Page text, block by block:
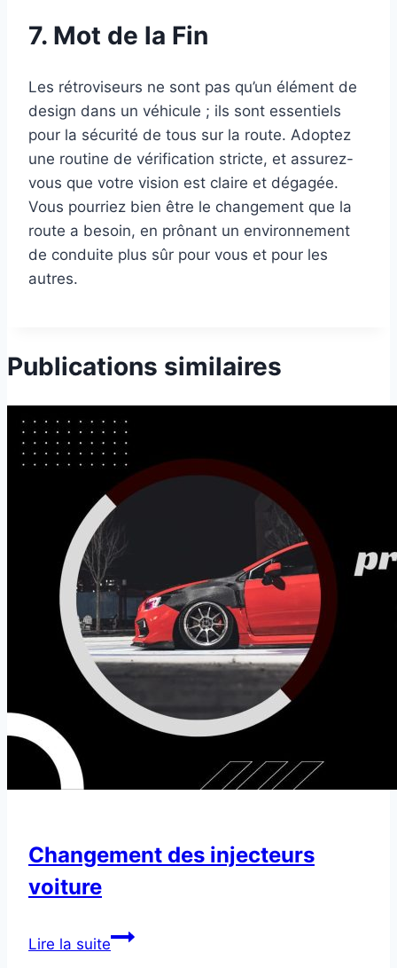
7. Mot de la Fin
Les rétroviseurs ne sont pas qu’un élément de
design dans un véhicule ; ils sont essentiels
pour la sécurité de tous sur la route. Adoptez
une routine de vérification stricte, et assurez-
vous que votre vision est claire et dégagée.
Vous pourriez bien être le changement que la
route a besoin, en prônant un environnement
de conduite plus sûr pour vous et pour les
autres.
Publications similaires
Changement des injecteurs
voiture
Lire la suiteChangement